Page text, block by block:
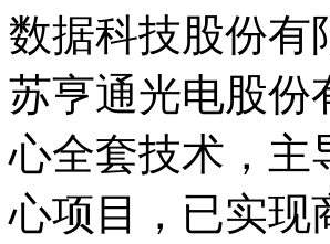
数据科技股份有
苏亨通光电股份
心全套技术，‌主
心项目，已实现